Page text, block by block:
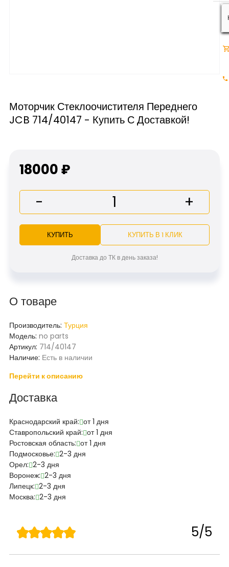
Моторчик Стеклоочистителя Переднего
JCB 714/40147 - Купить С Доставкой!
О товаре
Производитель: Турция
Модель: no parts
Артикул: 714/40147
Наличие: Есть в наличии
Перейти к описанию
Доставка
Краснодарский край: от 1 дня
Ставропольский край: от 1 дня
Ростовская область: от 1 дня
Подмосковье: 2-3 дня
Орел: 2-3 дня
Воронеж: 2-3 дня
Липецк: 2-3 дня
Москва: 2-3 дня
18000 ₽
- +
КУПИТЬ КУПИТЬ В 1 КЛИК
Доставка до ТК в день заказа!
5/5